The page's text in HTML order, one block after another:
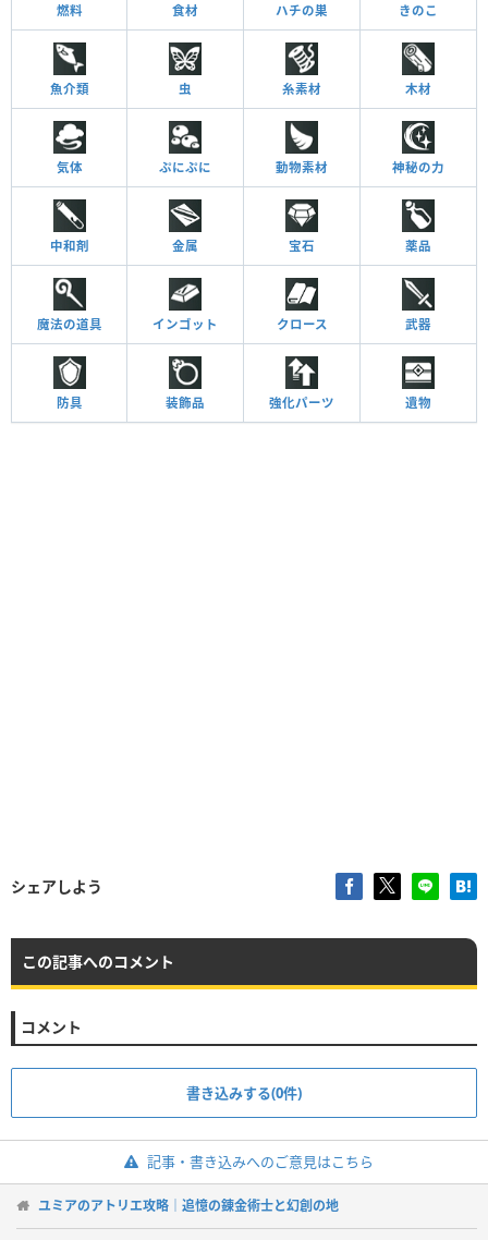
燃料 食材 ハチの巣 きのこ
魚介類 虫 糸素材 木材
気体 ぷにぷに 動物素材 神秘の力
中和剤 金属 宝石 薬品
魔法の道具 インゴット クロース 武器
防具 装飾品 強化パーツ 遺物
シェアしよう
この記事へのコメント
コメント
書き込みする(0件)
記事・書き込みへのご意見はこちら
ユミアのアトリエ攻略｜追憶の錬金術士と幻創の地